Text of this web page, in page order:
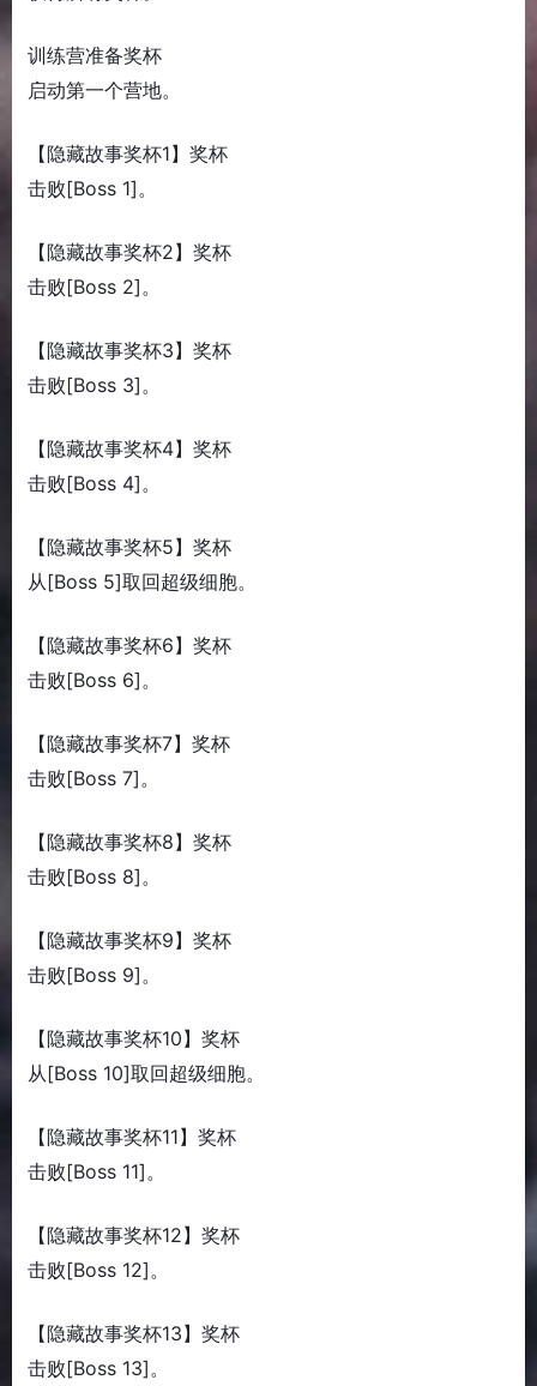
训练营准备奖杯
启动第一个营地。
【隐藏故事奖杯1】奖杯
击败[Boss 1]。
【隐藏故事奖杯2】奖杯
击败[Boss 2]。
【隐藏故事奖杯3】奖杯
击败[Boss 3]。
【隐藏故事奖杯4】奖杯
击败[Boss 4]。
【隐藏故事奖杯5】奖杯
从[Boss 5]取回超级细胞。
【隐藏故事奖杯6】奖杯
击败[Boss 6]。
【隐藏故事奖杯7】奖杯
击败[Boss 7]。
【隐藏故事奖杯8】奖杯
击败[Boss 8]。
【隐藏故事奖杯9】奖杯
击败[Boss 9]。
【隐藏故事奖杯10】奖杯
从[Boss 10]取回超级细胞。
【隐藏故事奖杯11】奖杯
击败[Boss 11]。
【隐藏故事奖杯12】奖杯
击败[Boss 12]。
【隐藏故事奖杯13】奖杯
击败[Boss 13]。